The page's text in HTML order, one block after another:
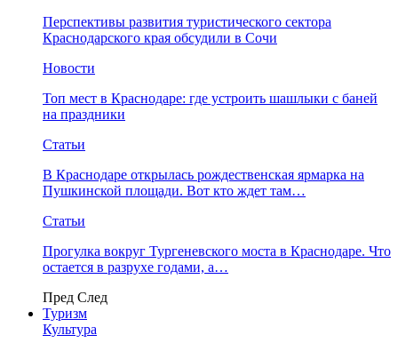
Перспективы развития туристического сектора
Краснодарского края обсудили в Сочи
Новости
Топ мест в Краснодаре: где устроить шашлыки с баней
на праздники
Статьи
В Краснодаре открылась рождественская ярмарка на
Пушкинской площади. Вот кто ждет там…
Статьи
Прогулка вокруг Тургеневского моста в Краснодаре. Что
остается в разрухе годами, а…
Пред След
Туризм
Культура